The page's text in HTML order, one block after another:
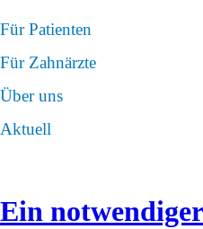
Für Patienten
Für Zahnärzte
Über uns
Aktuell
Ein